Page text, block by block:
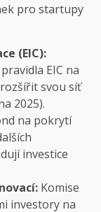
pro startupy
(EIC):
EIC na
svou síť
2025).
na pokrytí
investice
Komise
investory na